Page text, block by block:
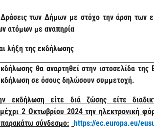
των Δήμων με στόχο την άρση των
ατόμων με αναπηρία
λήξη της εκδήλωσης
θα αναρτηθεί στην ιστοσελίδα
σε όσους δηλώσουν συμμετοχή.
εκδήλωση είτε διά ζώσης είτε
2 Οκτωβρίου 2024 την ηλεκτρονική
σύνδεσμο: https://ec.europa.eu/